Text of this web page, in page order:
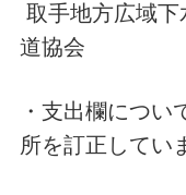
取手地方広域
道協会
・支出欄につい
所を訂正してい